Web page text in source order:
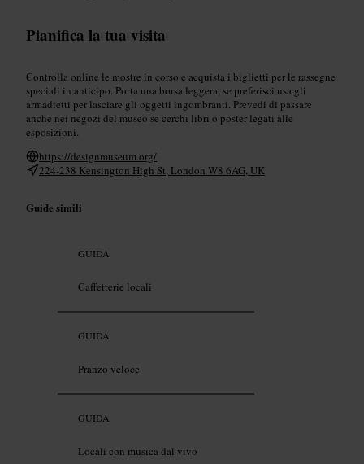
Pianifica la tua visita
Controlla online le mostre in corso e acquista i biglietti per le rassegne
speciali in anticipo. Porta una borsa leggera, se preferisci usa gli
armadietti per lasciare gli oggetti ingombranti. Prevedi di passare
anche nei negozi del museo se cerchi libri o poster legati alle
esposizioni.
https://designmuseum.org/
224-238 Kensington High St, London W8 6AG, UK
Guide simili
GUIDA
Caffetterie locali
GUIDA
Pranzo veloce
GUIDA
Locali con musica dal vivo